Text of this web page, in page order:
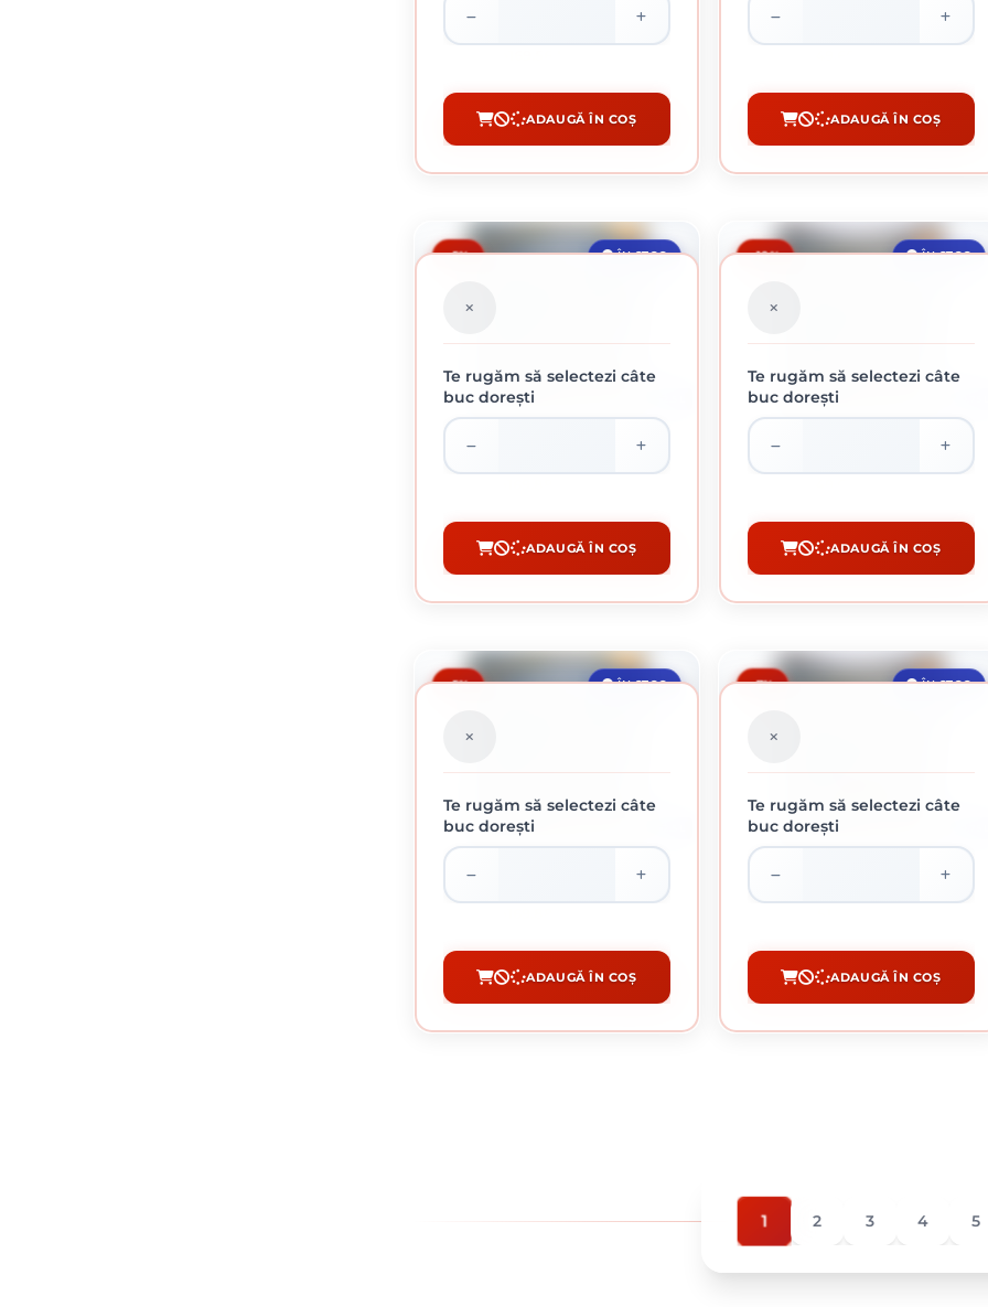
HAMMERITE LOVITURA CIOCAN ALBASTRU
CUMPĂRĂ
ADAUGĂ ÎN COȘ
HAMMERITE LOVITURA CIOCAN ARAMIU
CUMPĂRĂ
ADAUGĂ ÎN COȘ
ÎN STOC
-5%
HAMMERITE LOVITURA CIOCAN ARGINTIU
CUMPĂRĂ
Te rugăm să selectezi câte
buc dorești
ADAUGĂ ÎN COȘ
ÎN STOC
-10%
HAMMERITE LOVITURA CIOCAN AURIU
CUMPĂRĂ
Te rugăm să selectezi câte
buc dorești
ADAUGĂ ÎN COȘ
ÎN STOC
-5%
HAMMERITE LOVITURA CIOCAN CENUSIU
CUMPĂRĂ
Te rugăm să selectezi câte
buc dorești
ADAUGĂ ÎN COȘ
ÎN STOC
-7%
HAMMERITE LOVITURA CIOCAN MARO
CUMPĂRĂ
Te rugăm să selectezi câte
buc dorești
ADAUGĂ ÎN COȘ
1 2 3 4 5